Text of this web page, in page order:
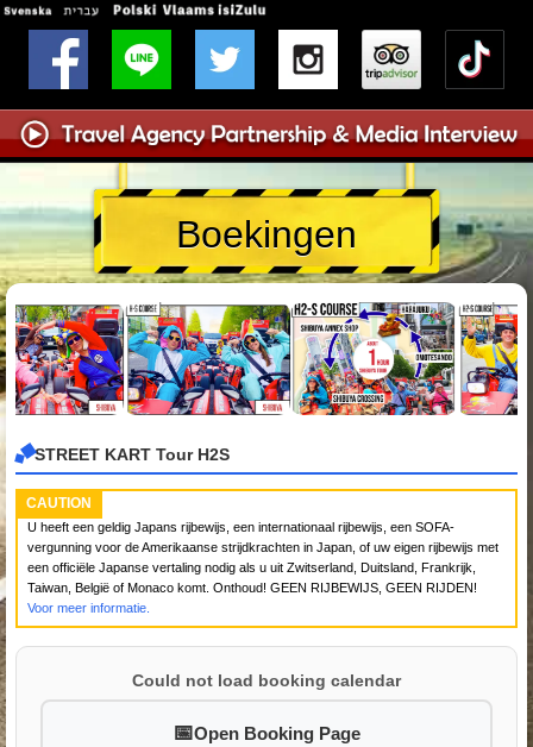
Boekingen
STREET KART Tour H2S
CAUTION
U heeft een geldig Japans rijbewijs, een internationaal rijbewijs, een SOFA-
vergunning voor de Amerikaanse strijdkrachten in Japan, of uw eigen rijbewijs met
een officiële Japanse vertaling nodig als u uit Zwitserland, Duitsland, Frankrijk,
Taiwan, België of Monaco komt. Onthoud! GEEN RIJBEWIJS, GEEN RIJDEN!
Voor meer informatie.
Could not load booking calendar
Open Booking Page